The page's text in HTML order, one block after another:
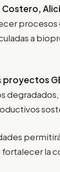
a
proyectos
la